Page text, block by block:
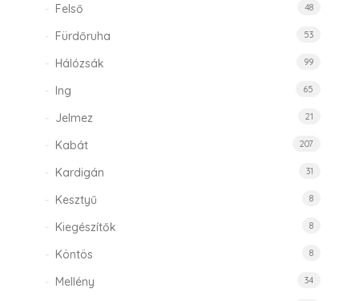
Felső 48
Fürdőruha 53
Hálózsák 99
Ing 65
Jelmez 21
Kabát 207
Kardigán 31
Kesztyű 8
Kiegészítők 8
Köntös 8
Mellény 34